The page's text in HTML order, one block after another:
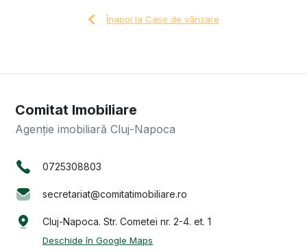
Înapoi la Case de vânzare
Comitat Imobiliare
Agenție imobiliară Cluj-Napoca
0725308803
secretariat@comitatimobiliare.ro
Cluj-Napoca. Str. Cometei nr. 2-4. et. 1
Deschide în Google Maps